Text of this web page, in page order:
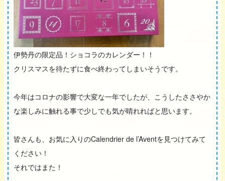
伊勢丹の限定品！ショコラのカレンダー！！
クリスマスを待たずに食べ終わってしまいそうです。
今年はコロナの影響で大変な一年でしたが、こうしたささやか
な楽しみに触れる事で少しでも気が晴れればと思います。
皆さんも、お気に入りのCalendrier de l’Aventを見つけてみて
ください！
それではまた！